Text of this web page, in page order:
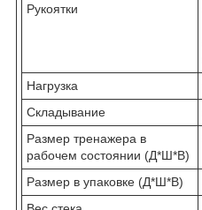
Рукоятки
Нагрузка
Складывание
Размер тренажера в
рабочем состоянии (Д*Ш*В)
Размер в упаковке (Д*Ш*В)